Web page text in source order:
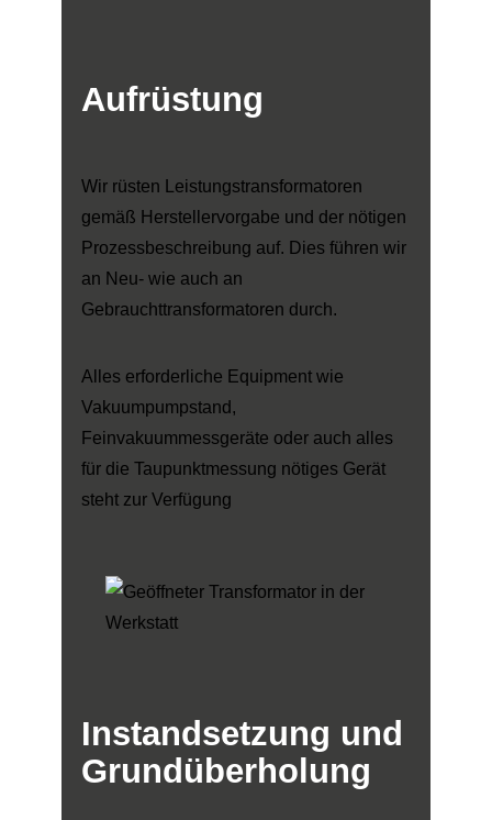
Aufrüstung
Wir rüsten Leistungstransformatoren
gemäß Herstellervorgabe und der nötigen
Prozessbeschreibung auf. Dies führen wir
an Neu- wie auch an
Gebrauchttransformatoren durch.
Alles erforderliche Equipment wie
Vakuumpumpstand,
Feinvakuummessgeräte oder auch alles
für die Taupunktmessung nötiges Gerät
steht zur Verfügung
Instandsetzung und
Grundüberholung